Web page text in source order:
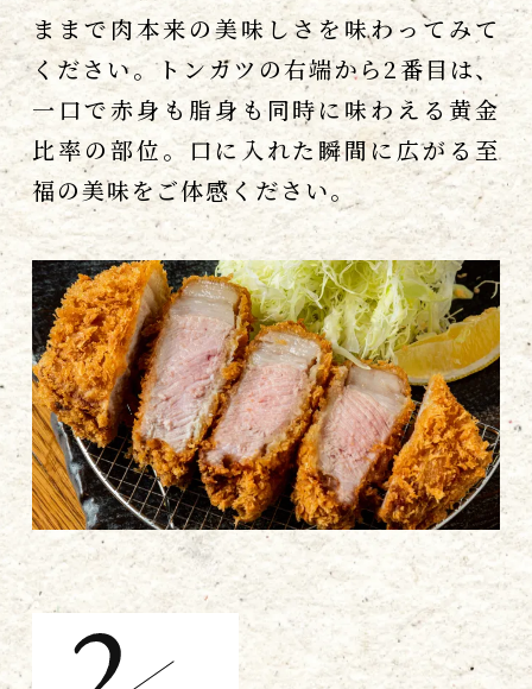
ままで肉本来の美味しさを味わってみて
ください。トンカツの右端から2番目は、
一口で赤身も脂身も同時に味わえる黄金
比率の部位。口に入れた瞬間に広がる至
福の美味をご体感ください。